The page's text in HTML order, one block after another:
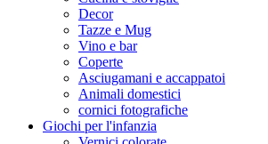
Decor
Tazze e Mug
Vino e bar
Coperte
Asciugamani e accappatoi
Animali domestici
cornici fotografiche
Giochi per l'infanzia